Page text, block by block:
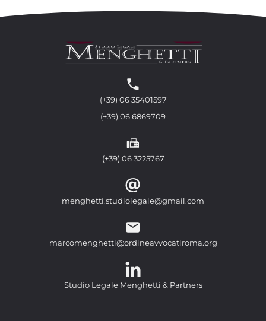
(+39) 06 35401597
(+39) 06 6869709
(+39) 06 3225767
menghetti.studiolegale@gmail.com
marcomenghetti@ordineavvocatiroma.org
Studio Legale Menghetti & Partners